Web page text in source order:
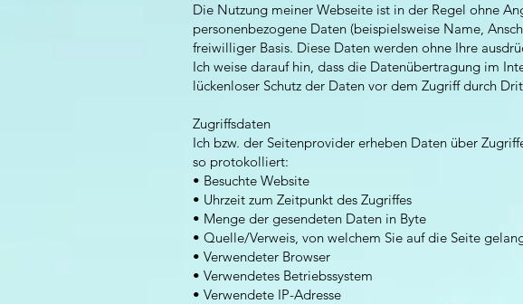
Die Nutzung meiner Webseite ist in der Regel ohne
personenbezogene Daten (beispielsweise Name,
freiwilliger Basis. Diese Daten werden ohne Ihre
Ich weise darauf hin, dass die Datenübertragung im
lückenloser Schutz der Daten vor dem Zugriff durch
Zugriffsdaten
Ich bzw. der Seitenprovider erheben Daten über
so protokolliert:
• Besuchte Website
• Uhrzeit zum Zeitpunkt des Zugriffes
• Menge der gesendeten Daten in Byte
• Quelle/Verweis, von welchem Sie auf die Seite
• Verwendeter Browser
• Verwendetes Betriebssystem
• Verwendete IP-Adresse